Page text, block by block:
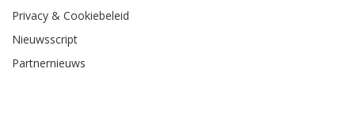
Privacy & Cookiebeleid
Nieuwsscript
Partnernieuws